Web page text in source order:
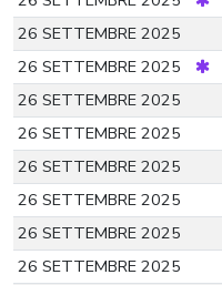
26 SETTEMBRE 2025
26 SETTEMBRE 2025
26 SETTEMBRE 2025
26 SETTEMBRE 2025
26 SETTEMBRE 2025
26 SETTEMBRE 2025
26 SETTEMBRE 2025
26 SETTEMBRE 2025